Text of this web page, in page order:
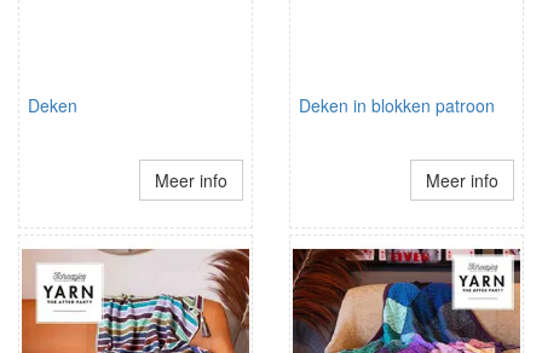
Deken
Meer info
Deken in blokken patroon
Meer info